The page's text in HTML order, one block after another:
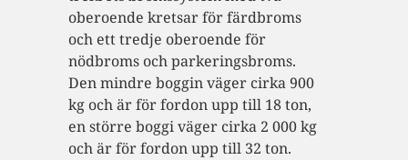
oberoende kretsar för färdbroms
och ett tredje oberoende för
nödbroms och parkeringsbroms.
Den mindre boggin väger cirka 900
kg och är för fordon upp till 18 ton,
en större boggi väger cirka 2 000 kg
och är för fordon upp till 32 ton.